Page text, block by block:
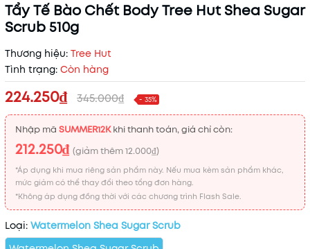
Tẩy Tế Bào Chết Body Tree Hut Shea Sugar
Scrub 510g
Thương hiệu: Tree Hut
Tình trạng: Còn hàng
224.250₫ 345.000₫ - 35%
Nhập mã SUMMER12Kkhi thanh toán, giá chỉ còn:
212.250₫ (giảm thêm12.000₫)
*Áp dụng khi mua riêng sản phẩm này. Nếu mua kèm sản phẩm khác,
mức giảm có thể thay đổi theo tổng đơn hàng.
*Không áp dụng đồng thời với các chương trình Flash Sale.
Loại: Watermelon Shea Sugar Scrub